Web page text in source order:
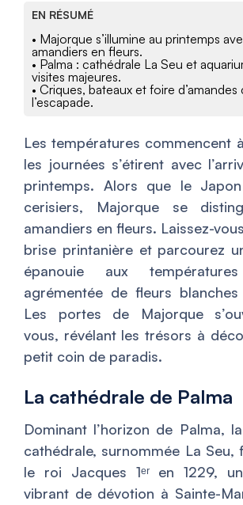
EN RÉSUMÉ
• Majorque s’illumine au printemps
amandiers en fleurs.
• Palma : cathédrale La Seu et
visites majeures.
• Criques, bateaux et foire
l’escapade.
Les températures commencent
les journées s’étirent avec
printemps. Alors que le
cerisiers, Majorque se
amandiers en fleurs. Laissez-
brise printanière et parcourez
épanouie aux
agrémentée de fleurs blanches
Les portes de Majorque
vous, révélant les trésors à
petit coin de paradis.
La cathédrale de Palma
Dominant l’horizon de Palma,
cathédrale, surnommée La Seu,
le roi Jacques 1ᵉʳ en 1229,
vibrant de dévotion à Sainte-